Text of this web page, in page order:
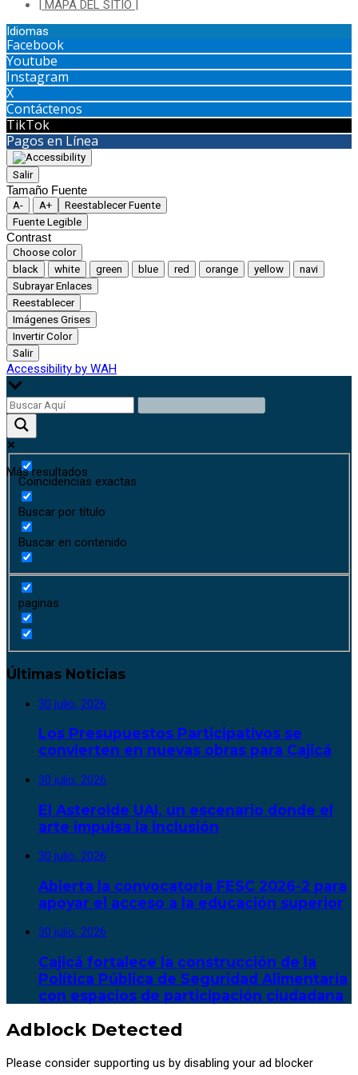
| MAPA DEL SITIO |
Idiomas
Facebook
Youtube
Instagram
X
Contáctenos
TikTok
Pagos en Línea
Salir
Tamaño Fuente
A- A+
Reestablecer Fuente
Fuente Legible
Contrast
Choose color
black
white green blue red orange yellow
navi
Subrayar Enlaces
Reestablecer
Imágenes Grises
Invertir Color
Salir
Accessibility by WAH
Más resultados
Coincidencias exactas
Buscar por título
Buscar en contenido
paginas
Últimas Noticias
30 julio, 2026
Los Presupuestos Participativos se
convierten en nuevas obras para Cajicá
30 julio, 2026
El Asteroide UAI, un escenario donde el
arte impulsa la inclusión
30 julio, 2026
Abierta la convocatoria FESC 2026-2 para
apoyar el acceso a la educación superior
30 julio, 2026
Cajicá fortalece la construcción de la
Política Pública de Seguridad Alimentaria
con espacios de participación ciudadana
Adblock Detected
Please consider supporting us by disabling your ad blocker